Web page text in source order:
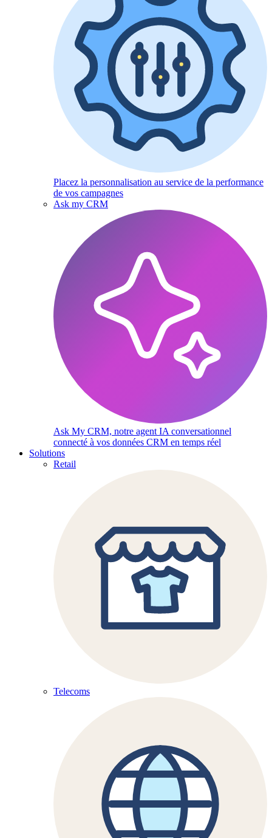
Placez la personnalisation au service de la performance
de vos campagnes
Ask my CRM
Ask My CRM, notre agent IA conversationnel
connecté à vos données CRM en temps réel
Solutions
Retail
Telecoms